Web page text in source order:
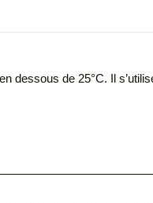
dessous de 25°C. Il